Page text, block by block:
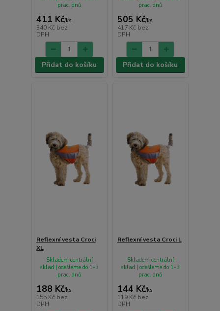
411 Kč/ks
340 Kč bez
DPH
prac. dnů
Přidat do košíku
505 Kč/ks
417 Kč bez
DPH
prac. dnů
Přidat do košíku
Reflexní vesta Croci
XL
188 Kč/ks
155 Kč bez
DPH
Skladem centrální
sklad | odešleme do 1-3
prac. dnů
Reflexní vesta Croci L
144 Kč/ks
119 Kč bez
DPH
Skladem centrální
sklad | odešleme do 1-3
prac. dnů